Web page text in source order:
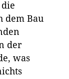
dem Bau
der
was